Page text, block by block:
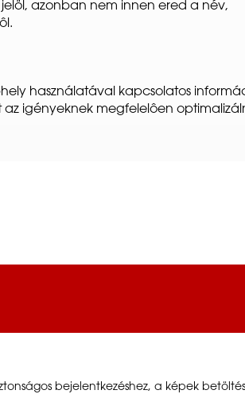
azonban nem innen ered a név,
használatával kapcsolatos
igényeknek megfelelôen
bejelentkezéshez, a képek